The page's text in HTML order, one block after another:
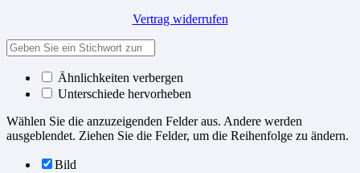
Vertrag widerrufen
Ähnlichkeiten verbergen
Unterschiede hervorheben
Wählen Sie die anzuzeigenden Felder aus. Andere werden
ausgeblendet. Ziehen Sie die Felder, um die Reihenfolge zu ändern.
Bild